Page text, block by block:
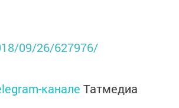
09/26/627976/
канале Татмедиа